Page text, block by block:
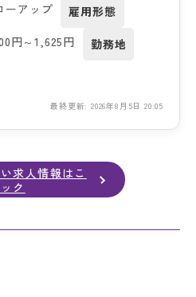
ーアップ
雇用形態
円～1,625円
勤務地
最終更新: 2026年8月5日 20:05
求人情報はこ
ク